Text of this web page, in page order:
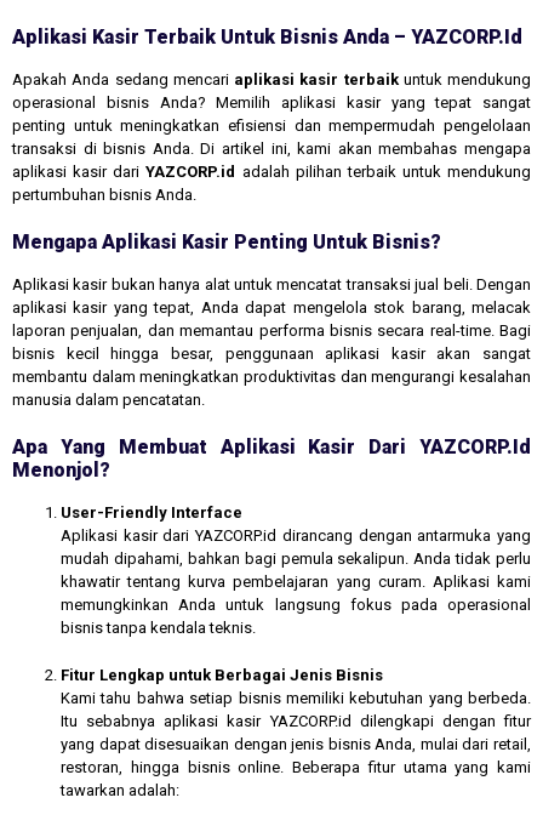
Aplikasi Kasir Terbaik Untuk Bisnis Anda – YAZCORP.id
Apakah Anda sedang mencari aplikasi kasir terbaikuntuk mendukung
operasional bisnis Anda? Memilih aplikasi kasir yang tepat sangat
penting untuk meningkatkan efisiensi dan mempermudah pengelolaan
transaksi di bisnis Anda. Di artikel ini, kami akan membahas mengapa
aplikasi kasir dariYAZCORP.id adalah pilihan terbaik untuk mendukung
pertumbuhan bisnis Anda.
Mengapa Aplikasi Kasir Penting Untuk Bisnis?
Aplikasi kasir bukan hanya alat untuk mencatat transaksi jual beli. Dengan
aplikasi kasir yang tepat, Anda dapat mengelola stok barang, melacak
laporan penjualan, dan memantau performa bisnis secara real-time. Bagi
bisnis kecil hingga besar, penggunaan aplikasi kasir akan sangat
membantu dalam meningkatkan produktivitas dan mengurangi kesalahan
manusia dalam pencatatan.
Apa Yang Membuat Aplikasi Kasir Dari YAZCORP.id
Menonjol?
User-Friendly Interface
Aplikasi kasir dari YAZCORP.id dirancang dengan antarmuka yang
mudah dipahami, bahkan bagi pemula sekalipun. Anda tidak perlu
khawatir tentang kurva pembelajaran yang curam. Aplikasi kami
memungkinkan Anda untuk langsung fokus pada operasional
bisnis tanpa kendala teknis.
Fitur Lengkap untuk Berbagai Jenis Bisnis
Kami tahu bahwa setiap bisnis memiliki kebutuhan yang berbeda.
Itu sebabnya aplikasi kasir YAZCORP.id dilengkapi dengan fitur
yang dapat disesuaikan dengan jenis bisnis Anda, mulai dari retail,
restoran, hingga bisnis online. Beberapa fitur utama yang kami
tawarkan adalah: